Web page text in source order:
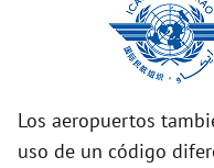
Los aeropuertos
uso de un código